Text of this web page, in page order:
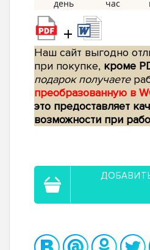
+
Наш сайт выгодно
при покупке, кроме
подарок получаете
преобразованную в
это предоставляет
возможности при